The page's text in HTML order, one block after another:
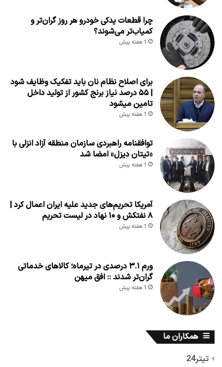
چرا قطعات یدکی خودرو هر روز گران‌تر و
کمیاب‌تر می‌شوند؟
1 هفته پیش
برای اصلاح نظام نان باید تفکیک وظایف شود
| ۵۵ درصد نیاز برنج کشور از تولید داخل
تامین میشود
1 هفته پیش
توافقنامه راهبردی سازمان منطقه آزاد انزلی با
«تیتان دیزل» امضا شد
1 هفته پیش
آمریکا تحریم‌های جدید علیه ایران اعمال کرد |
۸ نفتکش و ۱۰ نهاد در لیست تحریم
1 هفته پیش
ورم ۳.۱ درصدی در تیرماه؛ کالاهای خدماتی
گران‌تر شدند :: افق میهن
1 هفته پیش
همکاران ما
تیتر24